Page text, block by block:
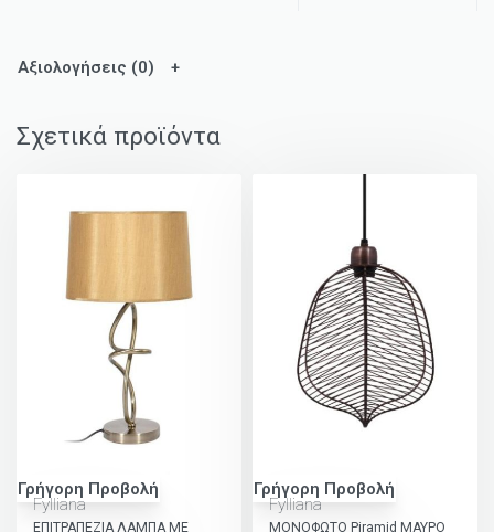
Αξιολογήσεις (0)
Σχετικά προϊόντα
Γρήγορη Προβολή
Fylliana
ΕΠΙΤΡΑΠΕΖΙΑ ΛΑΜΠΑ ΜΕ
Γρήγορη Προβολή
Fylliana
ΜΟΝΟΦΩΤΟ Piramid ΜΑΥΡΟ